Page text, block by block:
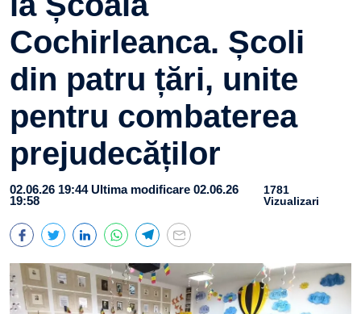
Cochirleanca. Școli
din patru țări, unite
pentru combaterea
prejudecăților
02.06.26 19:44 Ultima modificare 02.06.26
19:58
1781
Vizualizari